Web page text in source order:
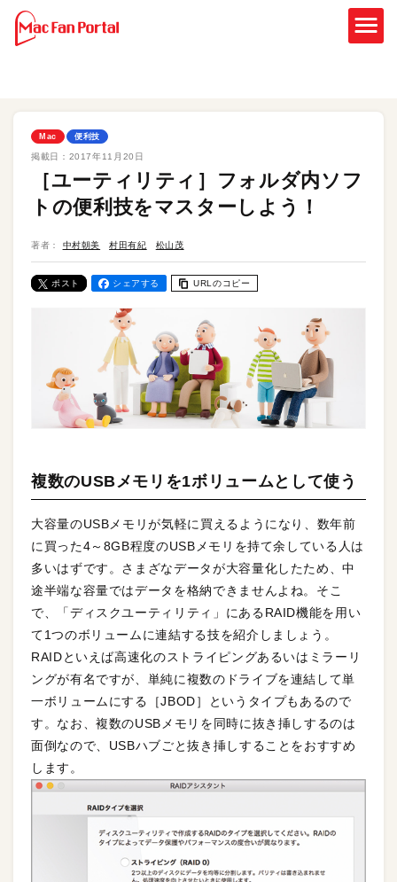
Mac 便利技
掲載日： 2017年11月20日
［ユーティリティ］フォルダ内ソフ
トの便利技をマスターしよう！
著者： 中村朝美 村田有紀 松山茂
ポスト シェアする URLのコピー
複数のUSBメモリを1ボリュームとして使う
大容量のUSBメモリが気軽に買えるようになり、数年前
に買った4～8GB程度のUSBメモリを持て余している人は
多いはずです。さまざなデータが大容量化したため、中
途半端な容量ではデータを格納できませんよね。そこ
で、「ディスクユーティリティ」にあるRAID機能を用い
て1つのボリュームに連結する技を紹介しましょう。
RAIDといえば高速化のストライピングあるいはミラーリ
ングが有名ですが、単純に複数のドライブを連結して単
一ボリュームにする［JBOD］というタイプもあるので
す。なお、複数のUSBメモリを同時に抜き挿しするのは
面倒なので、USBハブごと抜き挿しすることをおすすめ
します。